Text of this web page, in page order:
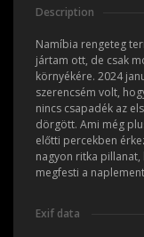
Description
Namíbia rengeteg
jártam ott, de csak
környékére. 2024
szerencsém volt,
nincs csapadék az
dörgött. Ami még
előtti percekben
nagyon ritka pillanat,
megfesti a
Exif data